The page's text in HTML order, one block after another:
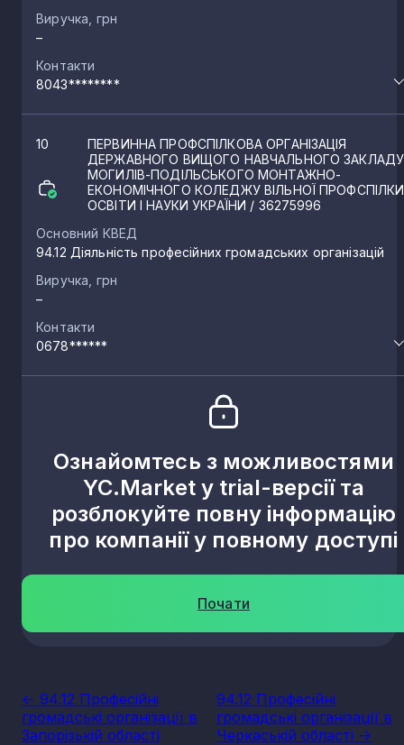
Виручка, грн
–
Контакти
8043********
10
ПЕРВИННА ПРОФСПІЛКОВА ОРГАНІЗАЦІЯ
ДЕРЖАВНОГО ВИЩОГО НАВЧАЛЬНОГО ЗАКЛАДУ
МОГИЛІВ-ПОДІЛЬСЬКОГО МОНТАЖНО-
ЕКОНОМІЧНОГО КОЛЕДЖУ ВІЛЬНОЇ ПРОФСПІЛКИ
ОСВІТИ І НАУКИ УКРАЇНИ / 36275996
Основний КВЕД
94.12 Діяльність професійних громадських організацій
Виручка, грн
–
Контакти
0678******
Ознайомтесь з можливостями
YC.Market у trial-версії та
розблокуйте повну інформацію
про компанії у повному доступі
Почати
<- 94.12 Професійні
громадські організації в
Запорізькій області
94.12 Професійні
громадські організації в
Черкаській області ->